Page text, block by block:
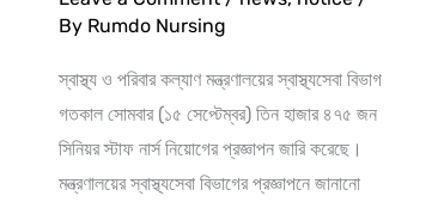
By Rumdo Nursing
স্বাস্থ্য ও পরিবার কল্যাণ মন্ত্রণালয়ের স্বাস্থ্যসেবা বিভাগ
গতকাল সোমবার (১৫ সেপ্টেম্বর) তিন হাজার ৪৭৫ জন
সিনিয়র স্টাফ নার্স নিয়োগের প্রজ্ঞাপন জারি করেছে।
মন্ত্রণালয়ের স্বাস্থ্যসেবা বিভাগের প্রজ্ঞাপনে জানানো
স্টাফ
নিয়োগের
প্রজ্ঞাপন
জারি